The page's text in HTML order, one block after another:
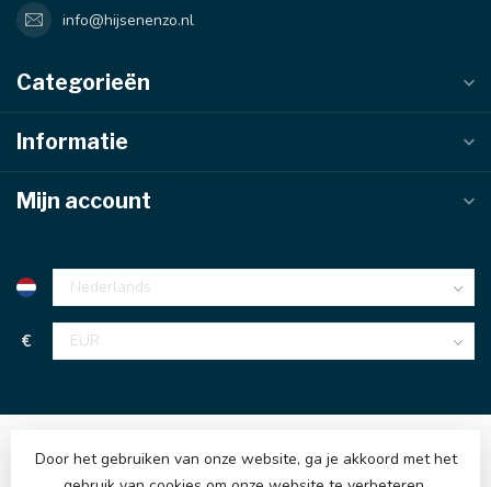
info@hijsenenzo.nl
Categorieën
Informatie
Mijn account
€
Door het gebruiken van onze website, ga je akkoord met het